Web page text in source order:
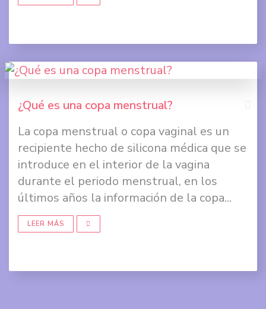
¿Qué es una copa menstrual?
en
La copa menstrual o copa vaginal es un
recipiente hecho de silicona médica que se
introduce en el interior de la vagina
durante el periodo menstrual, en los
últimos años la información de la copa...
LEER MÁS